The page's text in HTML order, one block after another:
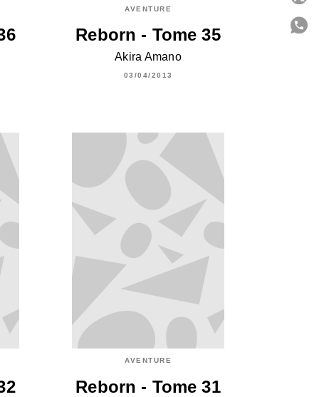
AVENTURE
Reborn - Tome 35
Akira Amano
03/04/2013
AVENTURE
Reborn - Tome 31